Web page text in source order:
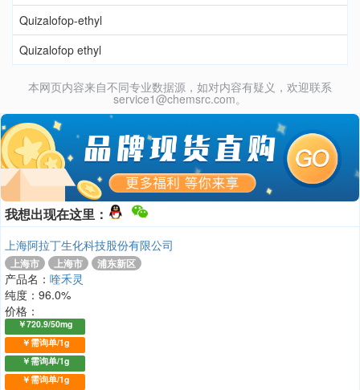
Quizalofop-ethyl
Quizalofop ethyl
本网页内容来自不同专业数据源，如对内容有疑义，欢迎联系
service1@chemsrc.com。
我想出现在这里：
上海阿拉丁生化科技股份有限公司
上海市 上海市 浦东新区
产品名： 喹禾灵
纯度：96.0%
价格：
￥720.9/50mg
￥需询单/1g
￥需询单/1g
￥需询单/1g